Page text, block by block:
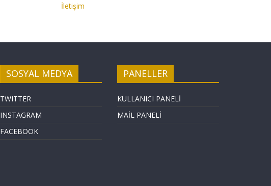
İletişim
SOSYAL MEDYA
TWITTER
INSTAGRAM
FACEBOOK
PANELLER
KULLANICI PANELİ
MAİL PANELİ